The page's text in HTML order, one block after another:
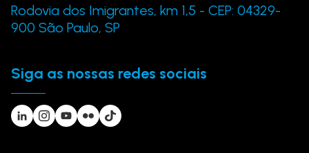
Rodovia dos Imigrantes, km 1,5 - CEP: 04329-
900 São Paulo, SP
Siga as nossas redes sociais